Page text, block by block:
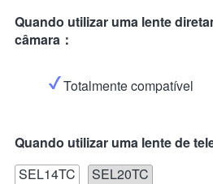
Quando utilizar uma lente
câmara：
Totalmente compatível
Quando utilizar uma lente de
SEL14TC
SEL20TC